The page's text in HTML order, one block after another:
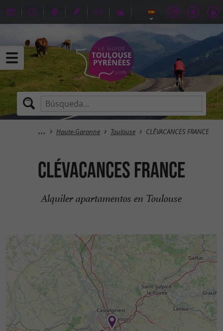
Haute-Garonne Toulouse CLÉVACANCES FRANCE
CLÉVACANCES FRANCE
Alquiler apartamentos en Toulouse